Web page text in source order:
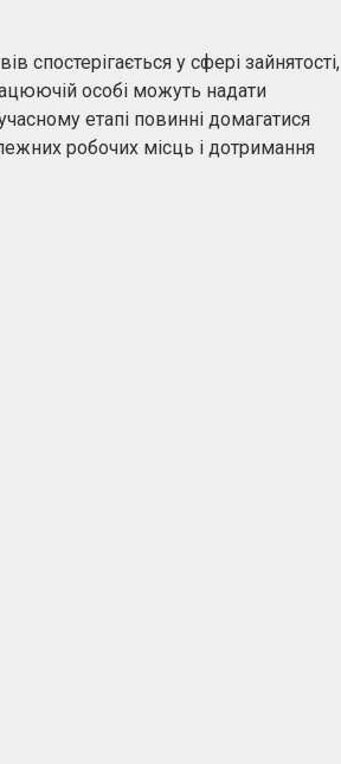
у сфері зайнятості,
особі можуть надати
етапі повинні домагатися
робочих місць і дотримання